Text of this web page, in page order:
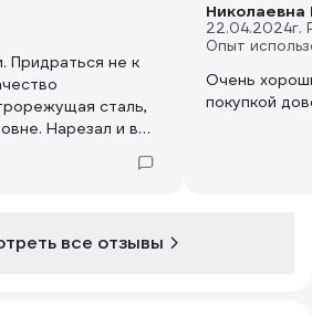
Придраться не к
сталь,
Нарезал и в
получаемой
и олеиновую
Николаевна
22.04.2024г.
Опыт
Очень
покупкой
все отзывы